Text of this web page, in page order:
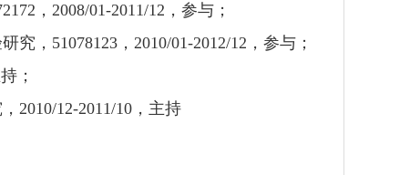
，2008/01-2011/12，参与；
，51078123，2010/01-2012/12，参与；
；
2010/12-2011/10，主持